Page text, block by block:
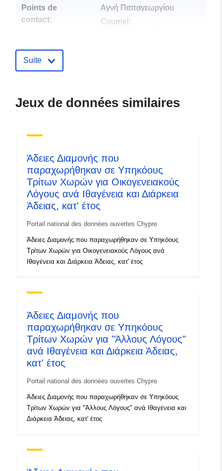
Points de
contact:
Αγνή Παπαγεωργίου
Courriel:
Compte rendu du
catalogue:
10 August 2026
uriRef:
http://data.europa.eu/88u/dataset/
7c94-4a54-9652-
Suite
Jeux de données similaires
Άδειες Διαμονής που
παραχωρήθηκαν σε Υπηκόους
Τρίτων Χωρών για Οικογενειακούς
Λόγους ανά Ιθαγένεια και Διάρκεια
Άδειας, κατ' έτος
Portail national des données ouvertes Chypre
Άδειες Διαμονής που παραχωρήθηκαν σε Υπηκόους
Τρίτων Χωρών για Οικογενειακούς Λόγους ανά
Ιθαγένεια και Διάρκεια Άδειας, κατ' έτος
Άδειες Διαμονής που
παραχωρήθηκαν σε Υπηκόους
Τρίτων Χωρών για "Άλλους Λόγους"
ανά Ιθαγένεια και Διάρκεια Άδειας,
κατ' έτος
Portail national des données ouvertes Chypre
Άδειες Διαμονής που παραχωρήθηκαν σε Υπηκόους
Τρίτων Χωρών για "Άλλους Λόγους" ανά Ιθαγένεια και
Διάρκεια Άδειας, κατ' έτος